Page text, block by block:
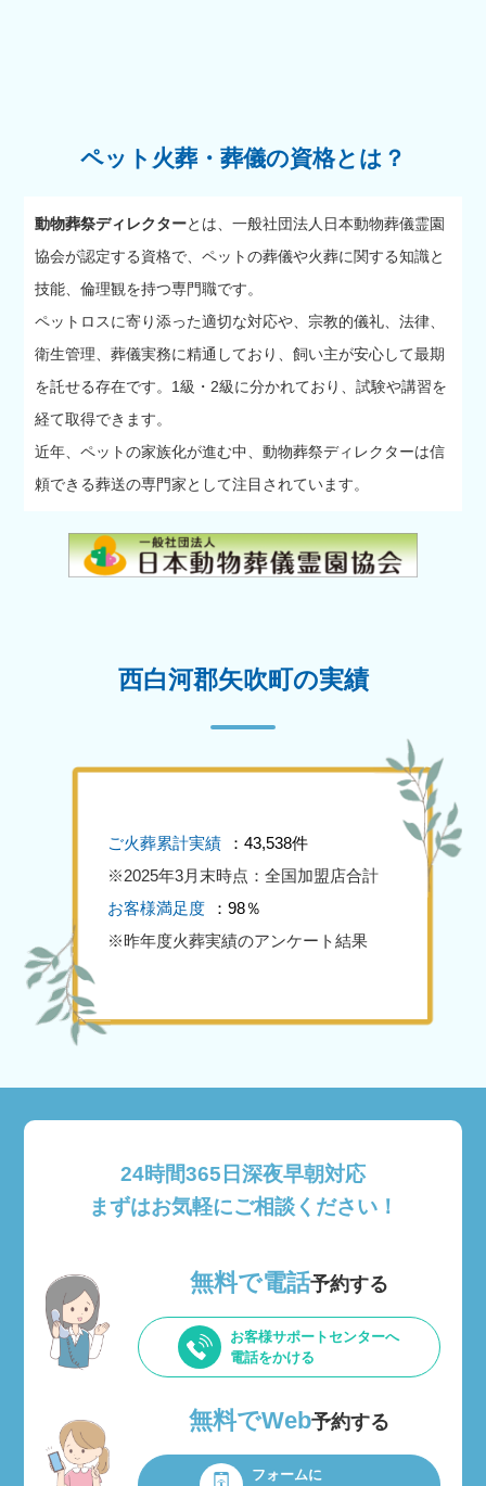
ペット火葬・葬儀の資格とは？
動物葬祭ディレクターとは、一般社団法人日本動物葬儀霊園
協会が認定する資格で、ペットの葬儀や火葬に関する知識と
技能、倫理観を持つ専門職です。
ペットロスに寄り添った適切な対応や、宗教的儀礼、法律、
衛生管理、葬儀実務に精通しており、飼い主が安心して最期
を託せる存在です。1級・2級に分かれており、試験や講習を
経て取得できます。
近年、ペットの家族化が進む中、動物葬祭ディレクターは信
頼できる葬送の専門家として注目されています。
西白河郡矢吹町の実績
ご火葬累計実績
：43,538件
※2025年3月末時点：全国加盟店合計
お客様満足度
：98％
※昨年度火葬実績のアンケート結果
24時間365日深夜早朝対応
まずはお気軽にご相談ください！
無料で電話予約する
お客様サポートセンターへ
電話をかける
無料でWeb予約する
フォームに